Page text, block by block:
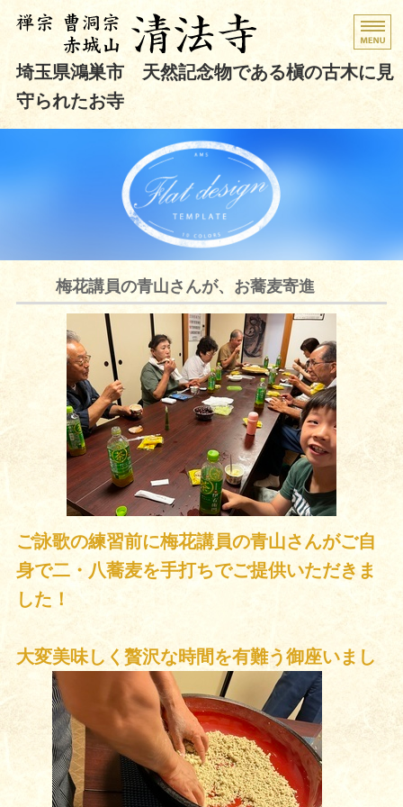
曹洞宗 赤城山清法寺｜埼玉県鴻巣市
埼玉県鴻巣市 天然記念物である槇の古木に見
守られたお寺
祈祷・供養・朱印
お問い合わせ
梅花講員の青山さんが、お蕎麦寄進
ご詠歌の練習前に梅花講員の青山さんがご自
身で二・八蕎麦を手打ちでご提供いただきま
した！
大変美味しく贅沢な時間を有難う御座いまし